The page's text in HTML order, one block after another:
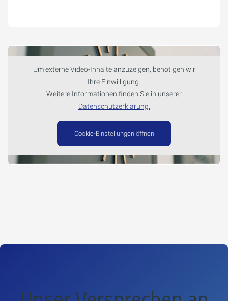
Um externe Video-Inhalte anzuzeigen, benötigen wir
Ihre Einwilligung.
Weitere Informationen finden Sie in unserer
Datenschutzerklärung.
Cookie-Einstellungen öffnen